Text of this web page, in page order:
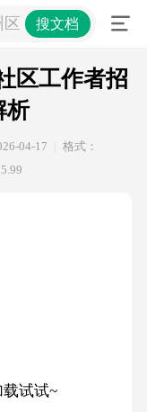
区社区工作者招聘
搜文档
区工作者招
析
04-17
格式：
试试~